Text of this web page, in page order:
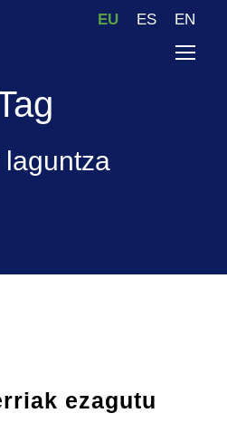
EU ES EN
laguntza
ezagutu